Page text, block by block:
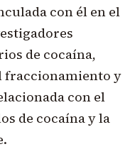
con él en el
de cocaína,
fraccionamiento y
con el
de cocaína y la